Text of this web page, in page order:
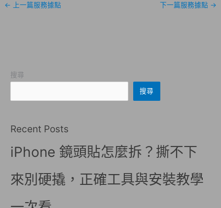
← 上一篇服務據點 下一篇服務據點 →
搜尋
搜尋
Recent Posts
iPhone 鏡頭貼怎麼拆？撕不下
來別硬撬，正確工具與安裝教學